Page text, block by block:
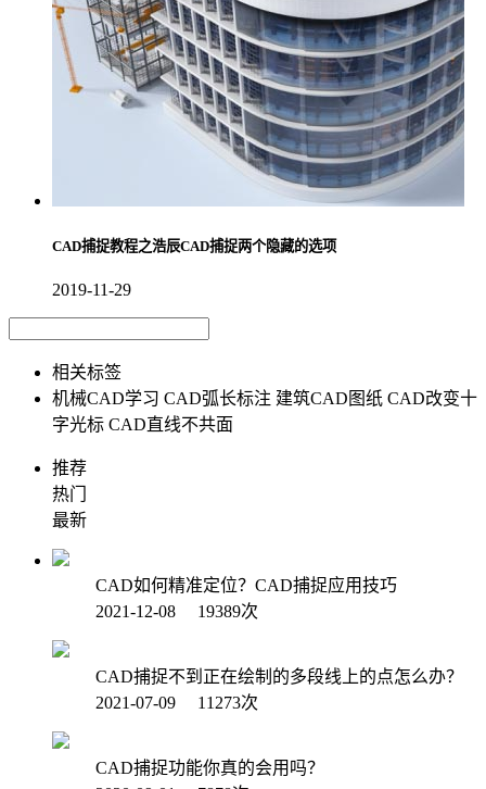
CAD捕捉教程之浩辰CAD捕捉两个隐藏的选项
2019-11-29
相关标签
机械CAD学习 CAD弧长标注 建筑CAD图纸 CAD改变十
字光标 CAD直线不共面
推荐
热门
最新
CAD如何精准定位？CAD捕捉应用技巧
2021-12-08 19389次
CAD捕捉不到正在绘制的多段线上的点怎么办？
2021-07-09 11273次
CAD捕捉功能你真的会用吗？